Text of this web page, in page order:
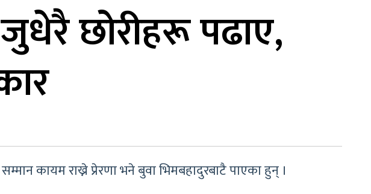
छोरीहरू पढाए,
कायम राख्ने प्रेरणा भने बुवा भिमबहादुरबाटै पाएका हुन् ।